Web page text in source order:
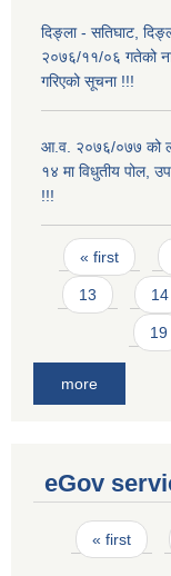
दिङ्ला - सतिघाट,
२०७६/११/०६ गतेको
गरिएको सूचना !!!
आ.व. २०७६/०७७ को
१४ मा विधुतीय पोल,
!!!
Pages
« first
13 14
19
more
eGov
Pages
« first